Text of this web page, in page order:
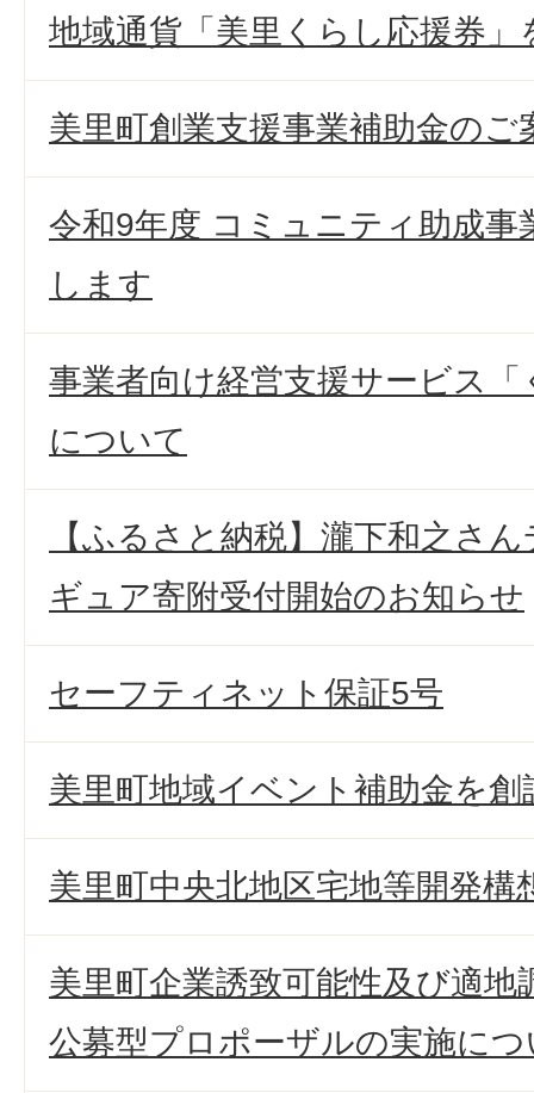
地域通貨「美里くらし応援券」
美里町創業支援事業補助金のご
令和9年度 コミュニティ助成事
します
事業者向け経営支援サービス
について
【ふるさと納税】瀧下和之さ
ギュア寄附受付開始のお知らせ
セーフティネット保証5号
美里町地域イベント補助金を
美里町中央北地区宅地等開発構
美里町企業誘致可能性及び適地
公募型プロポーザルの実施に